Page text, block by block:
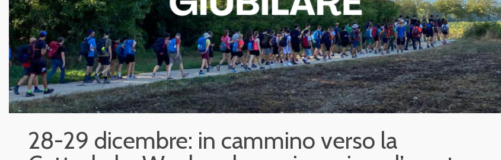
28-29 dicembre: in cammino verso la